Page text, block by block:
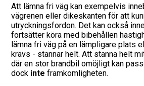
Hitta
Att lämna fri väg kan exempelvis
vägrenen eller dikeskanten för att
utryckningsfordon. Det kan också
fortsätter köra med bibehållen
lämna fri väg på en lämpligare plats
krävs - stannar helt. Att stanna helt
där en stor brandbil omöjligt kan
dock inte framkomligheten.